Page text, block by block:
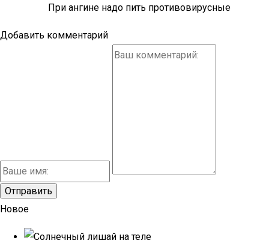
При ангине надо пить противовирусные
Добавить комментарий
Новое